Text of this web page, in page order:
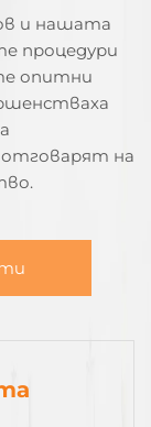
и нашата
процедури
опитни
на